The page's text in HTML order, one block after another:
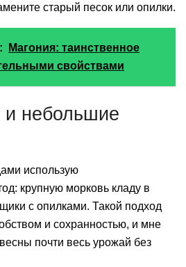
старый песок или опилки.
Магония: таинственное
свойствами
небольшие
использую
крупную морковь кладу в
с опилками. Такой подход
и сохранностью, и мне
почти весь урожай без